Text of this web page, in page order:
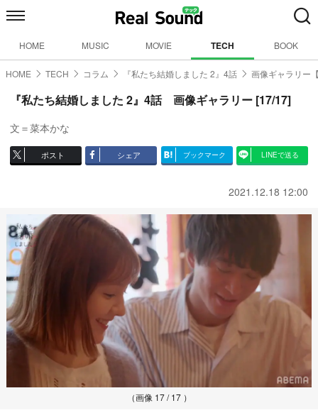
HOME MUSIC MOVIE TECH BOOK
HOME TECH コラム 『私たち結婚しました 2』4話 画像ギャラリー
『私たち結婚しました 2』4話 画像ギャラリー [17/17]
文＝菜本かな
ポスト シェア ブックマーク LINEで送る
2021.12.18 12:00
（画像 17 / 17 ）